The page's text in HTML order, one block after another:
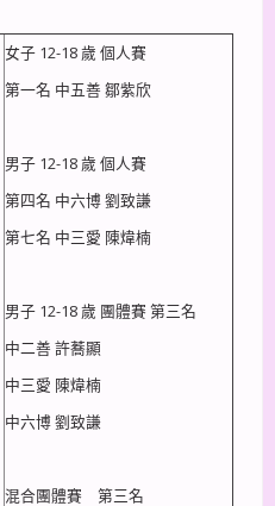
女子 12-18 歲 個人賽
第一名 中五善 鄒紫欣
男子 12-18 歲 個人賽
第四名 中六博 劉致謙
第七名 中三愛 陳煒楠
男子 12-18 歲 團體賽 第三名
中二善 許蕎顯
中三愛 陳煒楠
中六博 劉致謙
混合團體賽 第三名